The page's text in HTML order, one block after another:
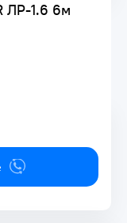
ЛР-1.6 6м